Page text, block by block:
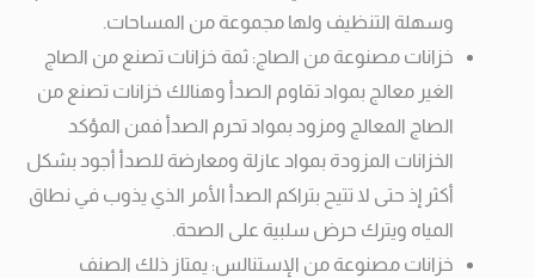
وسهلة التنظيف ولها مجموعة من المساحات.
خزانات مصنوعة من الصاج: ثمة خزانات تصنع من الصاج
الغير معالج بمواد تقاوم الصدأ وهنالك خزانات تصنع من
الصاج المعالج ومزود بمواد تحرم الصدأ فمن المؤكد
الخزانات المزودة بمواد عازلة ومعارضة للصدأ أجود بشكل
أكثر إذ حتى لا تتيح بتراكم الصدأ الأمر الذي يذوب في نطاق
المياه ويترك حرض سلبية على الصحة.
خزانات مصنوعة من الإستنالس: يمتاز ذلك الصنف